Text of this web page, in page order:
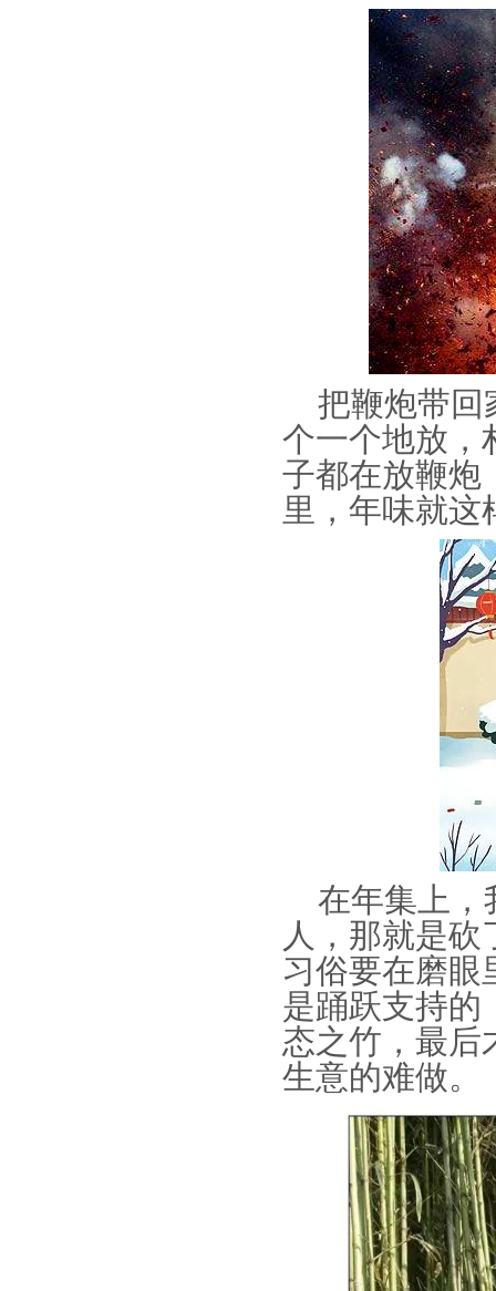
把鞭炮带回
个一个地放，
子都在放鞭炮
里，年味就这
在年集上，
人，那就是
习俗要在磨眼
是踊跃支持的
态之竹，最后
生意的难做。